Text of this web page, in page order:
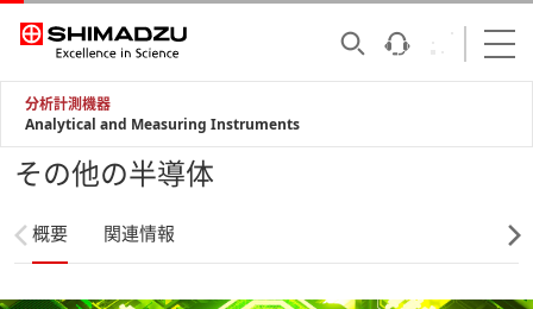
分析計測機器
Analytical and Measuring Instruments
その他の半導体
概要 関連情報